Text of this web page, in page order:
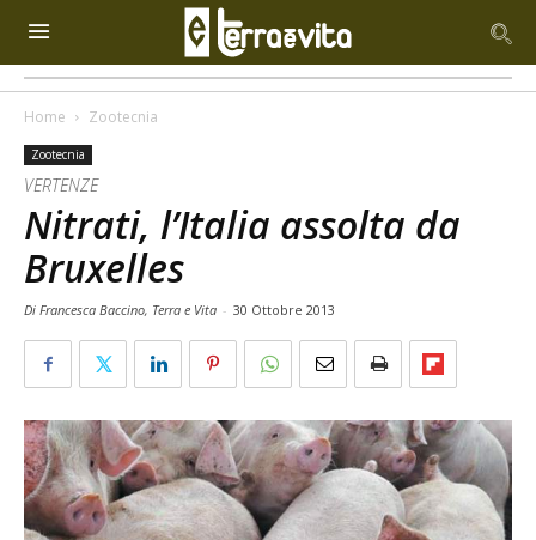
Home Zootecnia
Zootecnia
VERTENZE
Nitrati, l’Italia assolta da
Bruxelles
Di Francesca Baccino, Terra e Vita - 30 Ottobre 2013